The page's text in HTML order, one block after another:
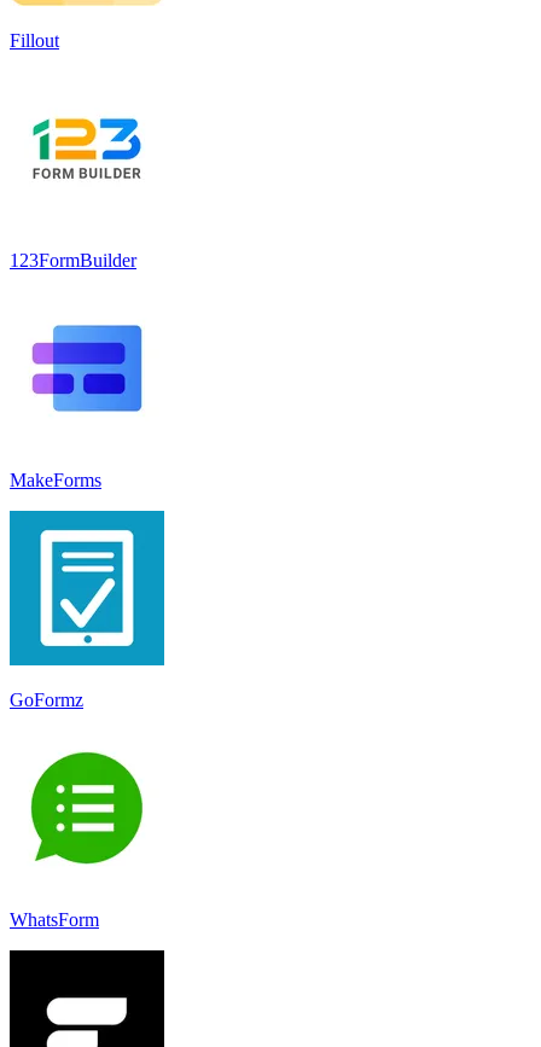
Fillout
123FormBuilder
MakeForms
GoFormz
WhatsForm